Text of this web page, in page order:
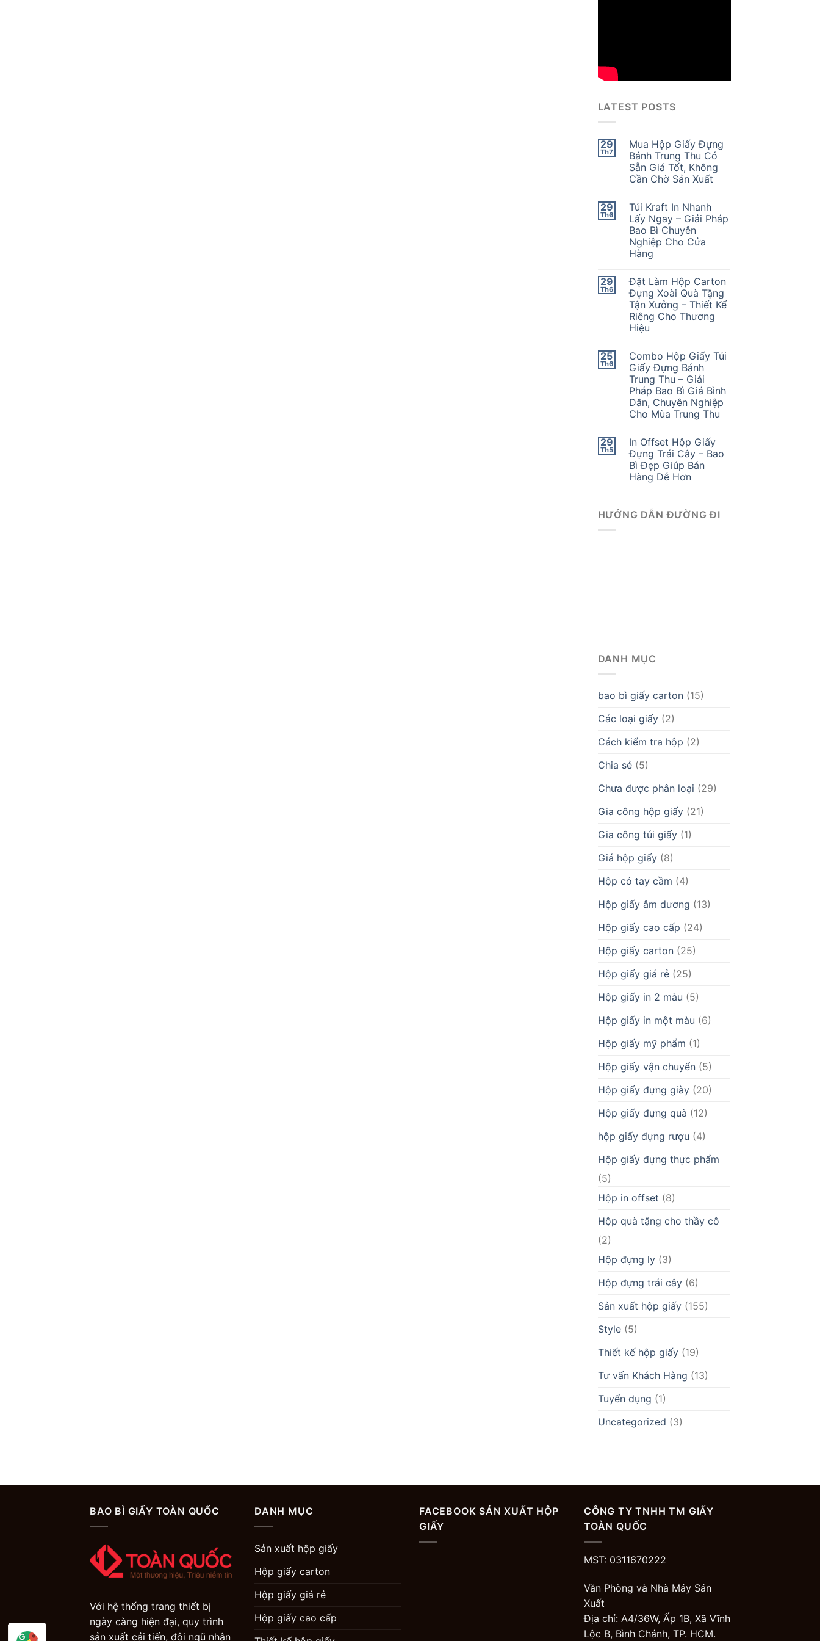
LATEST POSTS
29
Th7
Mua Hộp Giấy Đựng
Bánh Trung Thu Có
Sẵn Giá Tốt, Không
Cần Chờ Sản Xuất
29
Th6
Túi Kraft In Nhanh
Lấy Ngay – Giải Pháp
Bao Bì Chuyên
Nghiệp Cho Cửa
Hàng
29
Th6
Đặt Làm Hộp Carton
Đựng Xoài Quà Tặng
Tận Xưởng – Thiết Kế
Riêng Cho Thương
Hiệu
25
Th6
Combo Hộp Giấy Túi
Giấy Đựng Bánh
Trung Thu – Giải
Pháp Bao Bì Giá Bình
Dân, Chuyên Nghiệp
Cho Mùa Trung Thu
29
Th5
In Offset Hộp Giấy
Đựng Trái Cây – Bao
Bì Đẹp Giúp Bán
Hàng Dễ Hơn
HƯỚNG DẪN ĐƯỜNG ĐI
DANH MỤC
bao bì giấy carton(15)
Các loại giấy(2)
Cách kiểm tra hộp (2)
Chia sẻ(5)
Chưa được phân loại (29)
Gia công hộp giấy(21)
Gia công túi giấy(1)
Giá hộp giấy(8)
Hộp có tay cầm (4)
Hộp giấy âm dương (13)
Hộp giấy cao cấp (24)
Hộp giấy carton(25)
Hộp giấy giá rẻ(25)
Hộp giấy in 2 màu (5)
Hộp giấy in một màu (6)
Hộp giấy mỹ phẩm (1)
Hộp giấy vận chuyển(5)
Hộp giấy đựng giày(20)
Hộp giấy đựng quà (12)
hộp giấy đựng rượu (4)
Hộp giấy đựng thực phẩm
(5)
Hộp in offset (8)
Hộp quà tặng cho thầy cô
(2)
Hộp đựng ly(3)
Hộp đựng trái cây(6)
Sản xuất hộp giấy(155)
Style(5)
Thiết kế hộp giấy(19)
Tư vấn Khách Hàng (13)
Tuyển dụng (1)
Uncategorized (3)
BAO BÌ GIẤY TOÀN QUỐC
Với hệ thống trang thiết bị
ngày càng hiện đại, quy trình
sản xuất cải tiến, đội ngũ nhân
DANH MỤC
Sản xuất hộp giấy
Hộp giấy carton
Hộp giấy giá rẻ
Hộp giấy cao cấp
FACEBOOK SẢN XUẤT HỘP
GIẤY
CÔNG TY TNHH TM GIẤY
TOÀN QUỐC
MST: 0311670222
Văn Phòng và Nhà Máy Sản
Xuất
Địa chỉ: A4/36W, Ấp 1B, Xã Vĩnh
Lộc B, Bình Chánh, TP. HCM.